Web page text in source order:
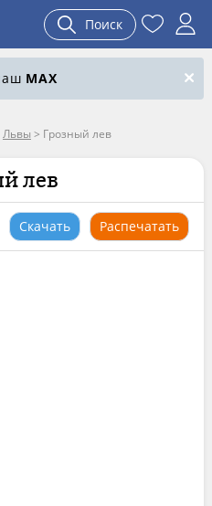
Поиск
MAX
Львы > Грозный лев
лев
Скачать Распечатать